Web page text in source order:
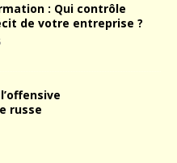
: Qui contrôle
de votre entreprise ?
russe